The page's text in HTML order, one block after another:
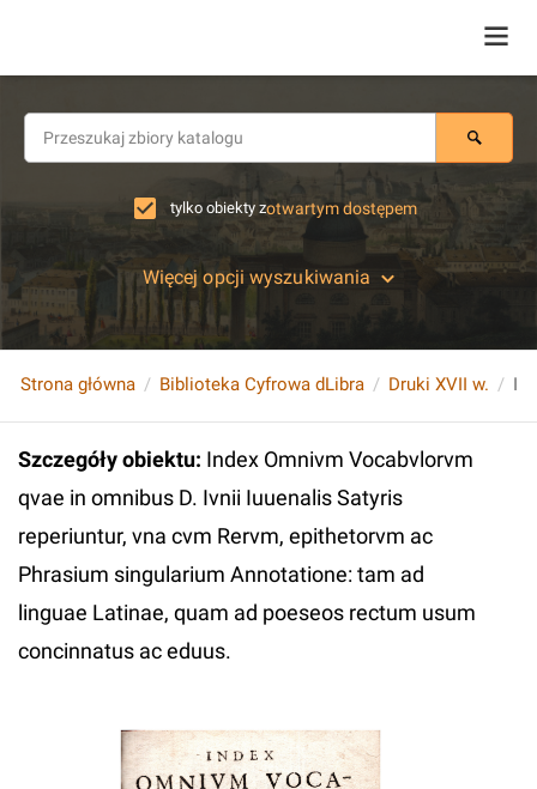
tylko obiekty zotwartym dostępem
Więcej opcji wyszukiwania
Strona główna Biblioteka Cyfrowa dLibra Druki XVII w.
Szczegóły obiektu: Index Omnivm Vocabvlorvm
qvae in omnibus D. Ivnii Iuuenalis Satyris
reperiuntur, vna cvm Rervm, epithetorvm ac
Phrasium singularium Annotatione: tam ad
linguae Latinae, quam ad poeseos rectum usum
concinnatus ac eduus.